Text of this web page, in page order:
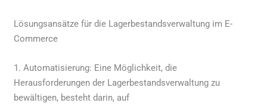
Lösungsansätze für die Lagerbestandsverwaltung im E-
Commerce
1. Automatisierung: Eine Möglichkeit, die
Herausforderungen der Lagerbestandsverwaltung zu
bewältigen, besteht darin, auf